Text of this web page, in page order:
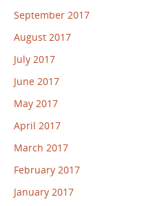
September 2017
August 2017
July 2017
June 2017
May 2017
April 2017
March 2017
February 2017
January 2017